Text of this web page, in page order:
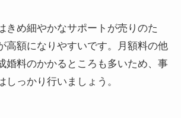
きめ細やかなサポートが売りのた
高額になりやすいです。月額料の他
婚料のかかるところも多いため、事
しっかり行いましょう。